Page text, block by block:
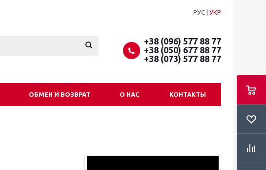
РУС УКР
+38 (096) 577 88 77
+38 (050) 677 88 77
+38 (073) 577 88 77
ОБМЕН И ВОЗВРАТ О НАС КОНТАКТЫ